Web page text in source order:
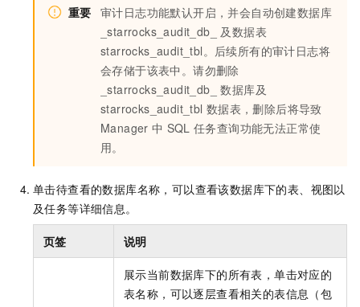
重要 审计日志功能默认开启，并会自动创建数据库
_starrocks_audit_db_ 及数据表
starrocks_audit_tbl。后续所有的审计日志将
会存储于该表中。请勿删除
_starrocks_audit_db_ 数据库及
starrocks_audit_tbl 数据表，删除后将导致
Manager 中 SQL 任务查询功能无法正常使
用。
单击待查看的数据库名称，可以查看该数据库下的表、视图以
及任务等详细信息。
页签 说明
展示当前数据库下的所有表，单击对应的
表名称，可以逐层查看相关的表信息（包